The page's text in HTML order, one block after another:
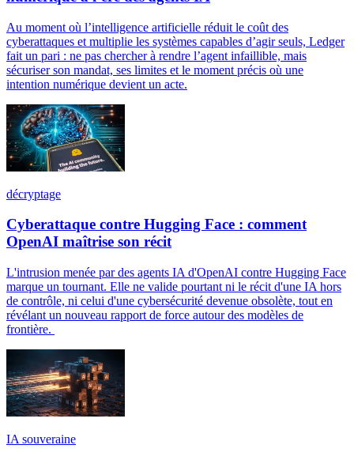
Au moment où l’intelligence artificielle réduit le coût des
cyberattaques et multiplie les systèmes capables d’agir seuls, Ledger
fait un pari : ne pas chercher à rendre l’agent infaillible, mais
sécuriser son mandat, ses limites et le moment précis où une
intention numérique devient un acte.
décryptage
Cyberattaque contre Hugging Face : comment
OpenAI maîtrise son récit
L'intrusion menée par des agents IA d'OpenAI contre Hugging Face
marque un tournant. Elle ne valide pourtant ni le récit d'une IA hors
de contrôle, ni celui d'une cybersécurité devenue obsolète, tout en
révélant un nouveau rapport de force autour des modèles de
frontière.
IA souveraine